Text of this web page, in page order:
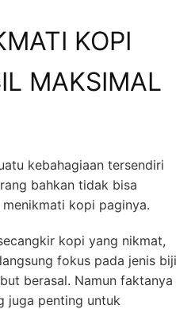
KOPI
MAKSIMAL
kebahagiaan tersendiri
bahkan tidak bisa
kopi paginya.
kopi yang nikmat,
fokus pada jenis biji
berasal. Namun faktanya
juga penting untuk